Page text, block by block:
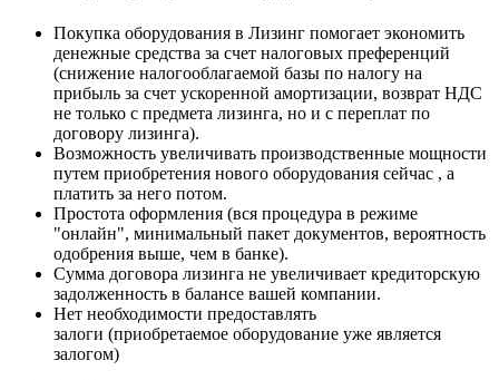
Покупка оборудования в Лизинг помогает экономить
денежные средства за счет налоговых преференций
(снижение налогооблагаемой базы по налогу на
прибыль за счет ускоренной амортизации, возврат НДС
не только с предмета лизинга, но и с переплат по
договору лизинга).
Возможность увеличивать производственные мощности
путем приобретения нового оборудования сейчас , а
платить за него потом.
Простота оформления (вся процедура в режиме
"онлайн", минимальный пакет документов, вероятность
одобрения выше, чем в банке).
Сумма договора лизинга не увеличивает кредиторскую
задолженность в балансе вашей компании.
Нет необходимости предоставлять
залоги (приобретаемое оборудование уже является
залогом)